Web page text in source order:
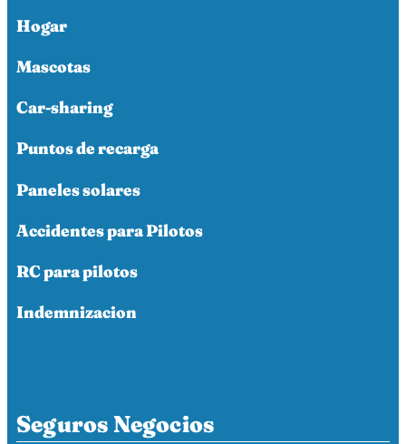
Hogar
Mascotas
Car-sharing
Puntos de recarga
Paneles solares
Accidentes para Pilotos
RC para pilotos
Indemnizacion
Seguros Negocios